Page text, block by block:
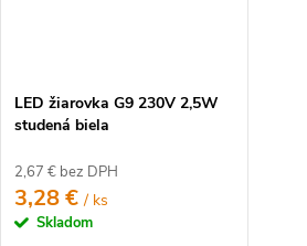
LED žiarovka G9 230V 2,5W
studená biela
2,67 € bez DPH
3,28 €/ ks
Skladom